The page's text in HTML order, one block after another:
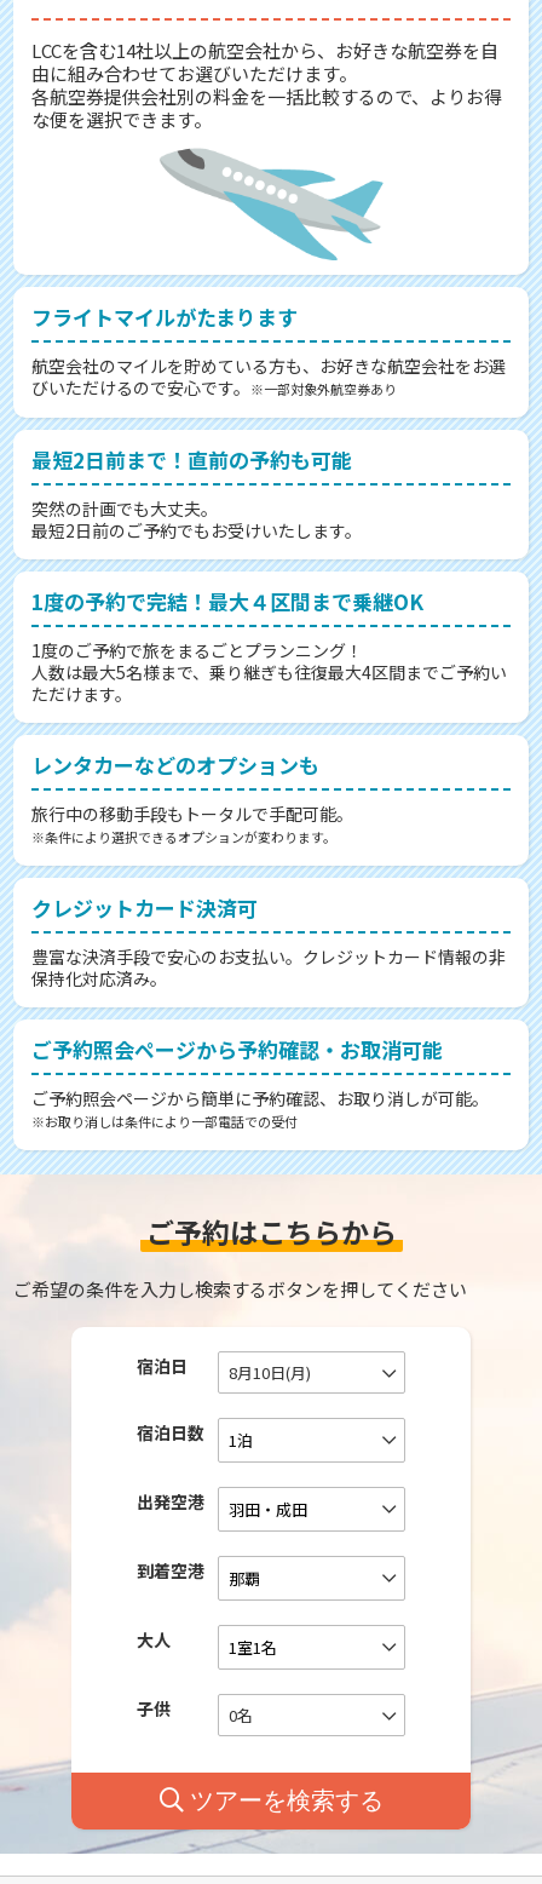
LCCを含む14社以上の航空会社から、お好きな航空券を自
由に組み合わせてお選びいただけます。
各航空券提供会社別の料金を一括比較するので、よりお得
な便を選択できます。
フライトマイルがたまります
航空会社のマイルを貯めている方も、お好きな航空会社をお選
びいただけるので安心です。
※一部対象外航空券あり
最短2日前まで！直前の予約も可能
突然の計画でも大丈夫。
最短2日前のご予約でもお受けいたします。
1度の予約で完結！最大４区間まで乗継OK
1度のご予約で旅をまるごとプランニング！
人数は最大5名様まで、乗り継ぎも往復最大4区間までご予約い
ただけます。
レンタカーなどのオプションも
旅行中の移動手段もトータルで手配可能。
※条件により選択できるオプションが変わります。
クレジットカード決済可
豊富な決済手段で安心のお支払い。クレジットカード情報の非
保持化対応済み。
ご予約照会ページから予約確認・お取消可能
ご予約照会ページから簡単に予約確認、お取り消しが可能。
※お取り消しは条件により一部電話での受付
ご予約はこちらから
ご希望の条件を入力し検索するボタンを押してください
宿泊日 8月10日(月)
宿泊日数
出発空港
到着空港
大人
子供 0名